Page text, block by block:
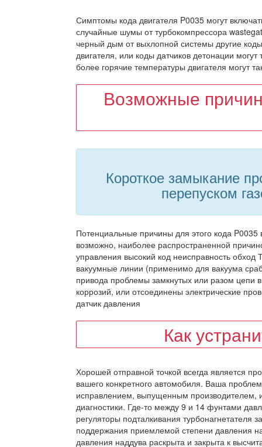
Симптомы кода двигателя P0035 могут
случайные шумы от турбокомпрессора
черный дым от выхлопной системы другие
двигателя, или коды датчиков детонации
более горячие температуры двигателя могут
Возможные
Короткое замыкание
перепуском
Потенциальные причины для этого кода
возможно, наиболее распространенной
управления высокий код неисправность обход
вакуумные линии (применимо для вакуума
привода проблемы замкнутых или разом цепи
коррозий, или отсоединены электрические
датчик давления
Как
Хорошей отправной точкой всегда является
вашего конкретного автомобиля. Ваша
исправлением, выпущенным производителем,
диагностики. Где-то между 9 и 14 фунтами
регуляторы подталкивания
поддержания приемлемой степени давления
давления наддува раскрыта и закрыта к